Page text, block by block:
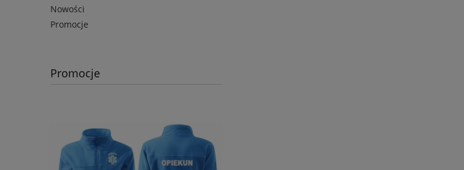
Nowości
Promocje
Promocje